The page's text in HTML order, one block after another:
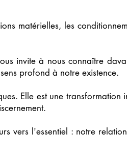
matérielles, les
invite à nous connaître
profond à notre existence.
Elle est une transformation
vers l'essentiel : notre